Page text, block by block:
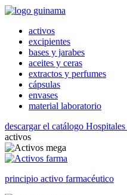
activos
excipientes
bases y jarabes
aceites y ceras
extractos y perfumes
cápsulas
envases
material laboratorio
descargar el catálogo Hospitales
activos
principio activo farmacéutico